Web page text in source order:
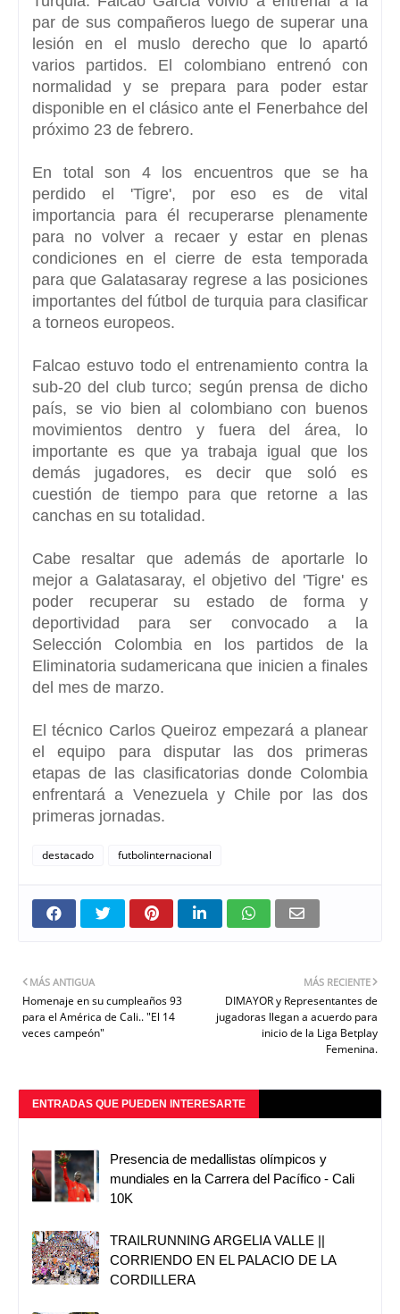
par de sus compañeros luego de superar una
lesión en el muslo derecho que lo apartó
varios partidos. El colombiano entrenó con
normalidad y se prepara para poder estar
disponible en el clásico ante el Fenerbahce del
próximo 23 de febrero.
En total son 4 los encuentros que se ha
perdido el 'Tigre', por eso es de vital
importancia para él recuperarse plenamente
para no volver a recaer y estar en plenas
condiciones en el cierre de esta temporada
para que Galatasaray regrese a las posiciones
importantes del fútbol de turquia para clasificar
a torneos europeos.
Falcao estuvo todo el entrenamiento contra la
sub-20 del club turco; según prensa de dicho
país, se vio bien al colombiano con buenos
movimientos dentro y fuera del área, lo
importante es que ya trabaja igual que los
demás jugadores, es decir que soló es
cuestión de tiempo para que retorne a las
canchas en su totalidad.
Cabe resaltar que además de aportarle lo
mejor a Galatasaray, el objetivo del 'Tigre' es
poder recuperar su estado de forma y
deportividad para ser convocado a la
Selección Colombia en los partidos de la
Eliminatoria sudamericana que inicien a finales
del mes de marzo.
El técnico Carlos Queiroz empezará a planear
el equipo para disputar las dos primeras
etapas de las clasificatorias donde Colombia
enfrentará a Venezuela y Chile por las dos
primeras jornadas.
destacado futbolinternacional
MÁS RECIENTE
DIMAYOR y Representantes de
jugadoras llegan a acuerdo para
inicio de la Liga Betplay
Femenina.
MÁS ANTIGUA
Homenaje en su cumpleaños 93
para el América de Cali.. "El 14
veces campeón"
ENTRADAS QUE PUEDEN INTERESARTE
Presencia de medallistas olímpicos y
mundiales en la Carrera del Pacífico - Cali
10K
TRAILRUNNING ARGELIA VALLE ||
CORRIENDO EN EL PALACIO DE LA
CORDILLERA